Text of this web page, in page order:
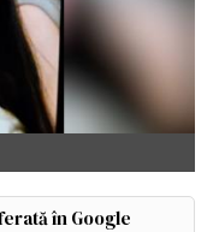
în Google